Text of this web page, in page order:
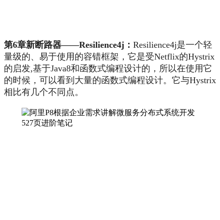
第6章新断路器——Resilience4j： Resilience4j是一个轻
量级的、易于使用的容错框架，它是受Netflix的Hystrix
的启发,基于Java8和函数式编程设计的，所以在使用它
的时候，可以看到大量的函数式编程设计。它与Hystrix
相比有几个不同点。